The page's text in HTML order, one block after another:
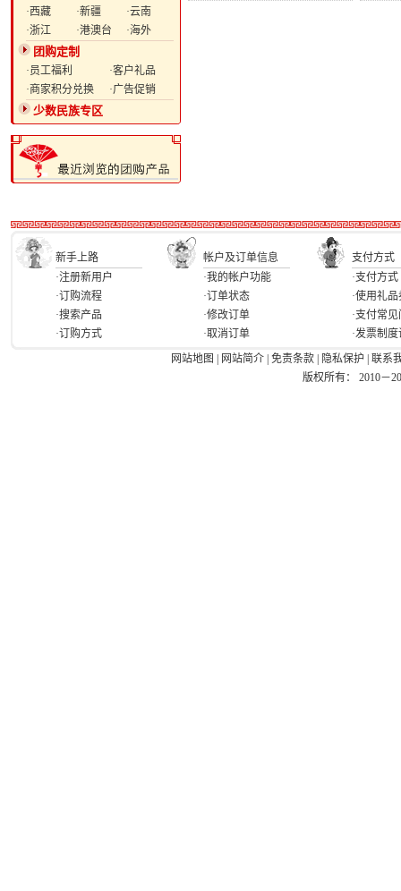
·西藏
·新疆
·云南
·浙江
·港澳台 ·海外
团购定制
·员工福利
·客户礼品
·商家积分兑换
·广告促销
少数民族专区
新手上路 帐户及订单信息
支付方式
·注册新用户
·订购流程
·搜索产品
·订购方式
·我的帐户功能
·订单状态
·修改订单
·取消订单
·支付方式
·使用礼品
·支付常
·发票制
网站地图
网站简介 免责条款 隐私保护
联系
版权所有： 2010－